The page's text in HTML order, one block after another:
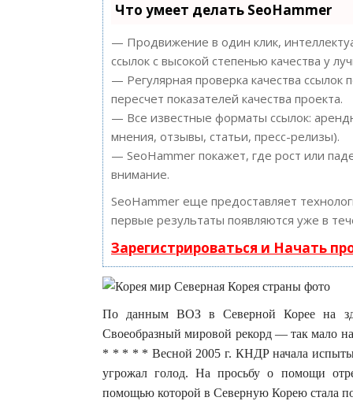
Что умеет делать SeoHammer
— Продвижение в один клик,
ссылок с высокой степенью качества у
— Регулярная проверка качества
пересчет показателей качества проекта.
— Все известные форматы ссылок:
мнения, отзывы, статьи, пресс-релизы).
— SeoHammer покажет, где рост или
внимание.
SeoHammer еще предоставляет
первые результаты появляются уже в
Зарегистрироваться и Начать
По данным ВОЗ в Северной Корее на
Своеобразный мировой рекорд — так мало
* * * * * Весной 2005 г. КНДР начала
угрожал голод. На просьбу о помощи
помощью которой в Северную Корею стала